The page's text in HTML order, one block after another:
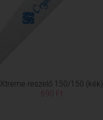
Xtreme reszelő 150/150 (kék)
690 Ft